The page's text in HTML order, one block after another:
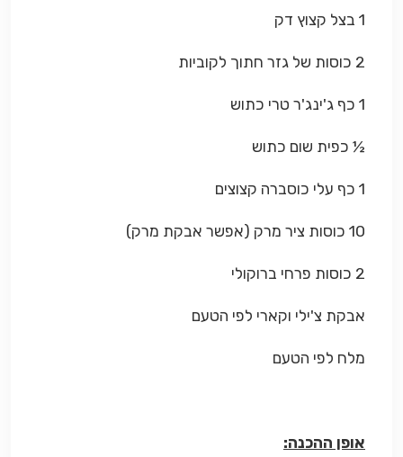
1 בצל קצוץ דק
2 כוסות של גזר חתוך לקוביות
1 כף ג'ינג'ר טרי כתוש
½ כפית שום כתוש
1 כף עלי כוסברה קצוצים
10 כוסות ציר מרק (אפשר אבקת מרק)
2 כוסות פרחי ברוקולי
אבקת צ'ילי וקארי לפי הטעם
מלח לפי הטעם
אופן ההכנה: